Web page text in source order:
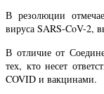
В резолюции
вируса SARS-CoV-2,
В отличие от
тех, кто несет
COVID и вакцинами.